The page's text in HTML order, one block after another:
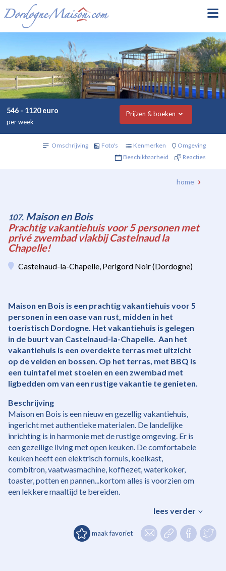
546 - 1120 euro
per week
Prijzen & boeken
Omschrijving Foto's Kenmerken
Omgeving
Beschikbaarheid
Reacties
home
107. Maison en Bois
Prachtig vakantiehuis voor 5 personen met
privé zwembad vlakbij Castelnaud la
Chapelle!
Castelnaud-la-Chapelle, Perigord Noir (Dordogne)
Maison en Bois is een prachtig vakantiehuis voor 5
personen in een oase van rust, midden in het
toeristisch Dordogne. Het vakantiehuis is gelegen
in de buurt van Castelnaud-la-Chapelle. Aan het
vakantiehuis is een overdekte terras met uitzicht
op de velden en bossen. Op het terras, met BBQ is
een tuintafel met stoelen en een zwembad met
ligbedden om van een rustige vakantie te genieten.
Beschrijving
Maison en Bois is een nieuw en gezellig vakantiehuis,
ingericht met authentieke materialen. De landelijke
inrichting is in harmonie met de rustige omgeving. Er is
een gezellige living met open keuken. De comfortabele
keuken heeft een elektrisch fornuis, koelkast,
combitron, vaatwasmachine, koffiezet, waterkoker,
toaster, potten en pannen...kortom alles is voorzien om
een lekkere maaltijd te bereiden.
lees verder
maak favoriet